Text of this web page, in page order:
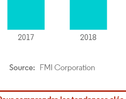
La réutilisation nécessite une